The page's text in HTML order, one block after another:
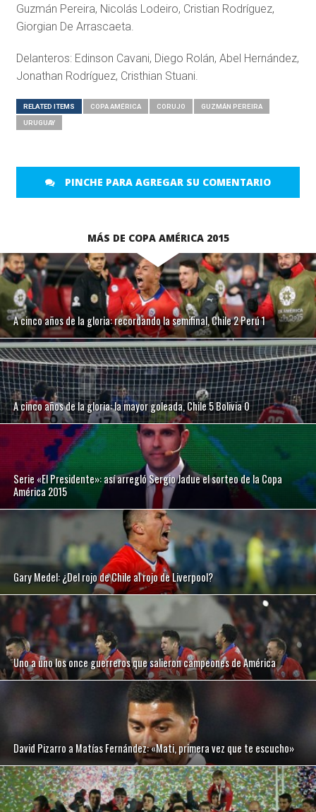
Guzmán Pereira, Nicolás Lodeiro, Cristian Rodríguez,
Giorgian De Arrascaeta.
Delanteros: Edinson Cavani, Diego Rolán, Abel Hernández,
Jonathan Rodríguez, Cristhian Stuani.
RELATED ITEMS COPA AMÉRICA CORUJO GUZMÁN PEREIRA
URUGUAY
PINCHE PARA AGREGAR SU COMENTARIO
MÁS DE COPA AMÉRICA 2015
A cinco años de la gloria: recordando la semifinal, Chile 2 Perú 1
A cinco años de la gloria: la mayor goleada, Chile 5 Bolivia 0
Serie «El Presidente»: así arregló Sergio Jadue el sorteo de la Copa
América 2015
Gary Medel: ¿Del rojo de Chile al rojo de Liverpool?
Uno a uno los once guerreros que salieron campeones de América
David Pizarro a Matías Fernández: «Mati, primera vez que te escucho»